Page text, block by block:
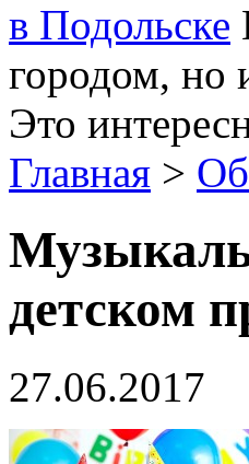
в Подольске
городом, но
Это
Главная >
детском
27.06.2017